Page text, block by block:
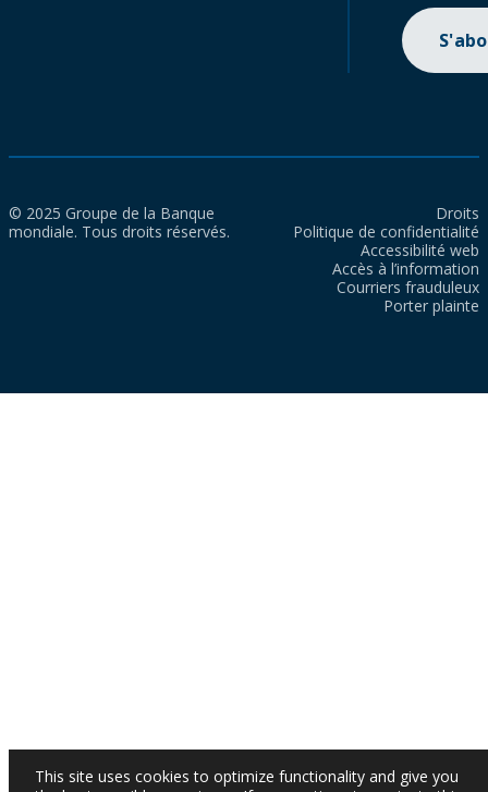
© 2025 Groupe de la Banque
mondiale. Tous droits réservés.
Droits
Politique de confidentialité
Accessibilité web
Accès à l’information
Courriers frauduleux
Porter plainte
This site uses cookies to optimize functionality and give you